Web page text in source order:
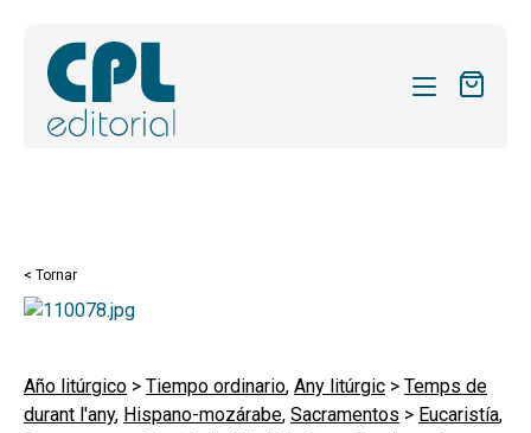
REVISTES
FORMES
el
menú
ACTUALITAT
< Tornar
Año litúrgico > Tiempo ordinario, Any litúrgic > Temps de
durant l'any, Hispano-mozárabe, Sacramentos > Eucaristía,